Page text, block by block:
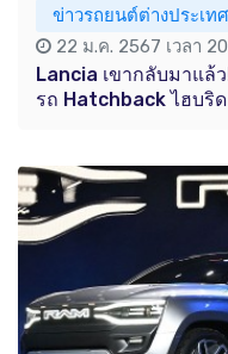
ข่าวรถยนต์ต่างประเทศ
22 ม.ค. 2567 เวลา
Lancia เขากลับมาแล้
รถ Hatchback ไฮบริ